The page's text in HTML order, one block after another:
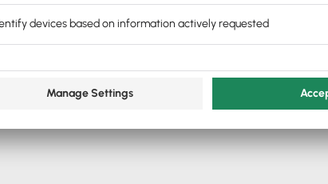
sindmangelfrei.
, die in der Abschlagszahlung verrechnet